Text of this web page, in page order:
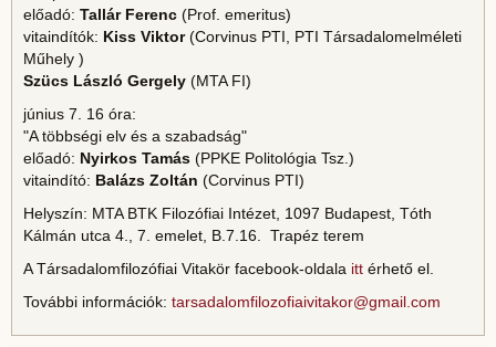
előadó: Tallár Ferenc (Prof. emeritus)
vitaindítók: Kiss Viktor(Corvinus PTI, PTI Társadalomelméleti
Műhely )
Szücs László Gergely (MTA FI)
június 7. 16 óra:
"A többségi elv és a szabadság"
előadó: Nyirkos Tamás (PPKE Politológia Tsz.)
vitaindító: Balázs Zoltán (Corvinus PTI)
Helyszín: MTA BTK Filozófiai Intézet, 1097 Budapest, Tóth
Kálmán utca 4., 7. emelet, B.7.16. Trapéz terem
A Társadalomfilozófiai Vitakör facebook-oldala itt érhető el.
További információk: tarsadalomfilozofiaivitakor@gmail.com